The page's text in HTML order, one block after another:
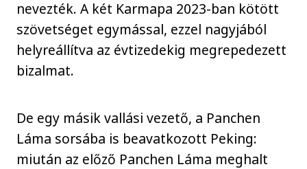
nevezték. A két Karmapa 2023-ban kötött
szövetséget egymással, ezzel nagyjából
helyreállítva az évtizedekig megrepedezett
bizalmat.
De egy másik vallási vezető, a Panchen
Láma sorsába is beavatkozott Peking:
miután az előző Panchen Láma meghalt